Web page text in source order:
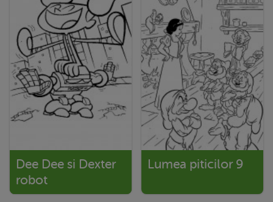
Dee Dee si Dexter
robot
Lumea piticilor 9